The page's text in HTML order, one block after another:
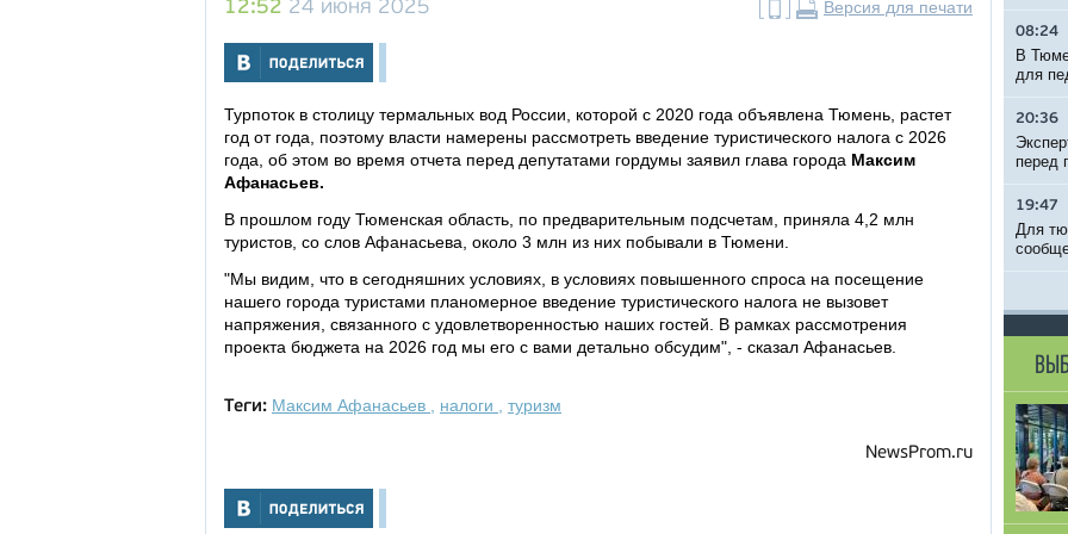
12:52 24 июня 2025 Версия для печати
Турпоток в столицу термальных вод России, которой с 2020 года объявлена Тюмень, растет
год от года, поэтому власти намерены рассмотреть введение туристического налога с 2026
года, об этом во время отчета перед депутатами гордумы заявил глава города Максим
Афанасьев.
В прошлом году Тюменская область, по предварительным подсчетам, приняла 4,2 млн
туристов, со слов Афанасьева, около 3 млн из них побывали в Тюмени.
"Мы видим, что в сегодняшних условиях, в условиях повышенного спроса на посещение
нашего города туристами планомерное введение туристического налога не вызовет
напряжения, связанного с удовлетворенностью наших гостей. В рамках рассмотрения
проекта бюджета на 2026 год мы его с вами детально обсудим", - сказал Афанасьев.
Теги: Максим Афанасьев налоги туризм
NewsProm.ru
08:24
В
для
20:36
перед
19:47
Для